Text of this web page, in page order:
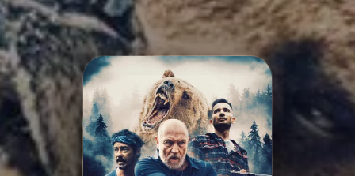
Minha Lista
Pesquisar